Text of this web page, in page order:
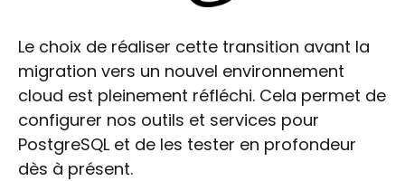
Le choix de réaliser cette transition avant la
migration vers un nouvel environnement
cloud est pleinement réfléchi. Cela permet de
configurer nos outils et services pour
PostgreSQL et de les tester en profondeur
dès à présent.